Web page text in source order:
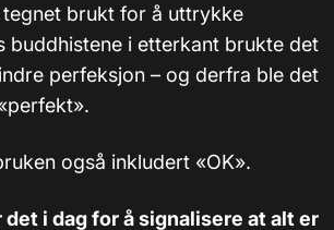
tegnet brukt for å uttrykke
buddhistene i etterkant brukte det
perfeksjon – og derfra ble det
også inkludert «OK».
i dag for å signalisere at alt er